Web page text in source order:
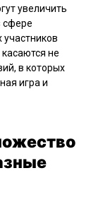
увеличить
сфере
не
в которых
игра и